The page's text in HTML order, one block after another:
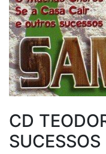
CD